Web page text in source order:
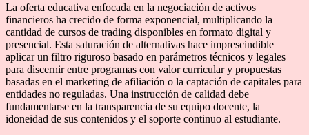
La oferta educativa enfocada en la negociación de activos
financieros ha crecido de forma exponencial, multiplicando la
cantidad de cursos de trading disponibles en formato digital y
presencial. Esta saturación de alternativas hace imprescindible
aplicar un filtro riguroso basado en parámetros técnicos y legales
para discernir entre programas con valor curricular y propuestas
basadas en el marketing de afiliación o la captación de capitales para
entidades no reguladas. Una instrucción de calidad debe
fundamentarse en la transparencia de su equipo docente, la
idoneidad de sus contenidos y el soporte continuo al estudiante.